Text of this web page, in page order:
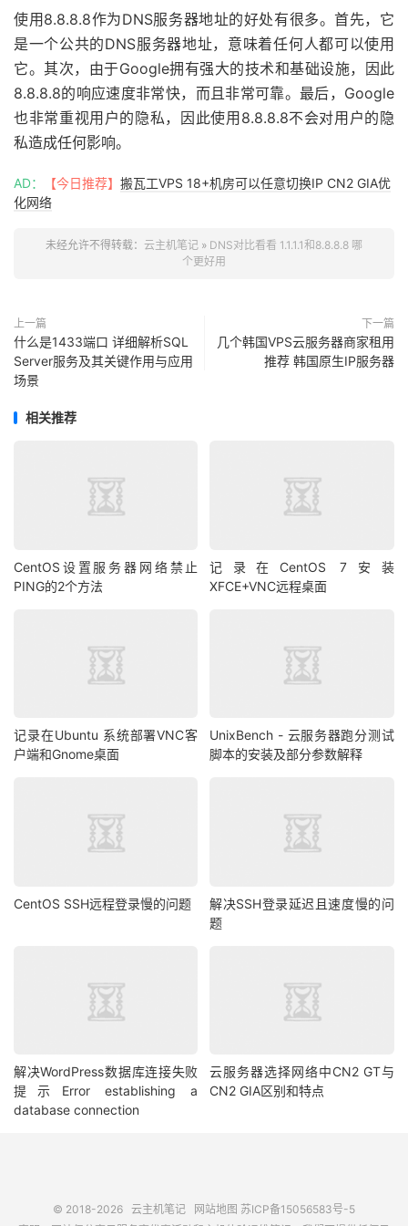
使用8.8.8.8作为DNS服务器地址的好处有很多。首先，它
是一个公共的DNS服务器地址，意味着任何人都可以使用
它。其次，由于Google拥有强大的技术和基础设施，因此
8.8.8.8的响应速度非常快，而且非常可靠。最后，Google
也非常重视用户的隐私，因此使用8.8.8.8不会对用户的隐
私造成任何影响。
AD： 【今日推荐】 搬瓦工VPS 18+机房可以任意切换IP CN2 GIA优
化网络
未经允许不得转载： 云主机笔记 » DNS对比看看 1.1.1.1和8.8.8.8 哪
个更好用
上一篇
什么是1433端口 详细解析SQL
Server服务及其关键作用与应用
场景
下一篇
几个韩国VPS云服务器商家租用
推荐 韩国原生IP服务器
相关推荐
CentOS设置服务器网络禁止
PING的2个方法
记录在CentOS 7安装
XFCE+VNC远程桌面
记录在Ubuntu 系统部署VNC客
户端和Gnome桌面
UnixBench - 云服务器跑分测试
脚本的安装及部分参数解释
CentOS SSH远程登录慢的问题
解决SSH登录延迟且速度慢的问
题
解决WordPress数据库连接失败
提示Error establishing a
database connection
云服务器选择网络中CN2 GT与
CN2 GIA区别和特点
© 2018-2026 云主机笔记 网站地图 苏ICP备15056583号-5